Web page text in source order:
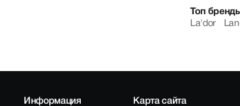
Топ
La'dor
Информация Карта сайта